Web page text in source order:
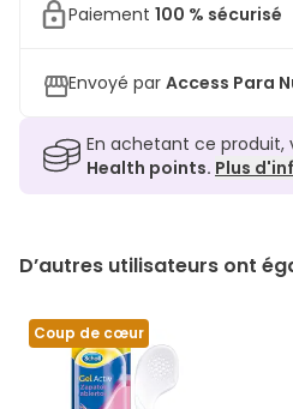
Paiement 100 % sécurisé
Envoyé par Access Para
En achetant ce produit,
Health points. Plus
D’autres utilisateurs ont
Coup de cœur